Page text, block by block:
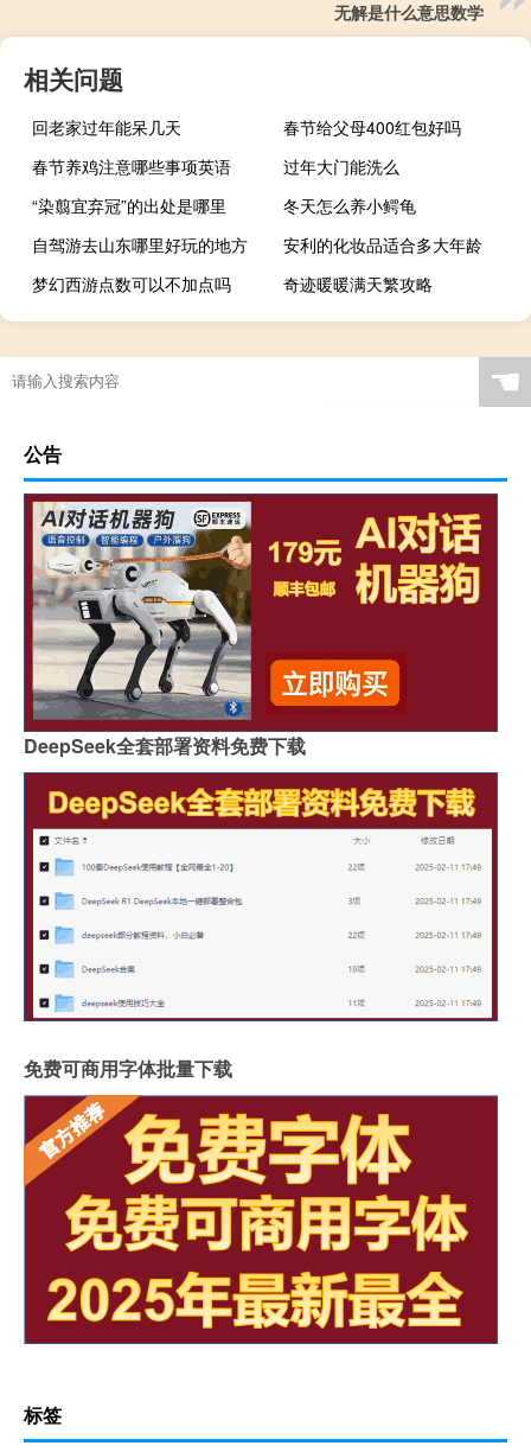
无解是什么意思数学
相关问题
回老家过年能呆几天
春节给父母400红包好吗
春节养鸡注意哪些事项英语
过年大门能洗么
“染翦宜弃冠”的出处是哪里
冬天怎么养小鳄龟
自驾游去山东哪里好玩的地方
安利的化妆品适合多大年龄
梦幻西游点数可以不加点吗
奇迹暖暖满天繁攻略
☚
公告
DeepSeek全套部署资料免费下载
免费可商用字体批量下载
标签